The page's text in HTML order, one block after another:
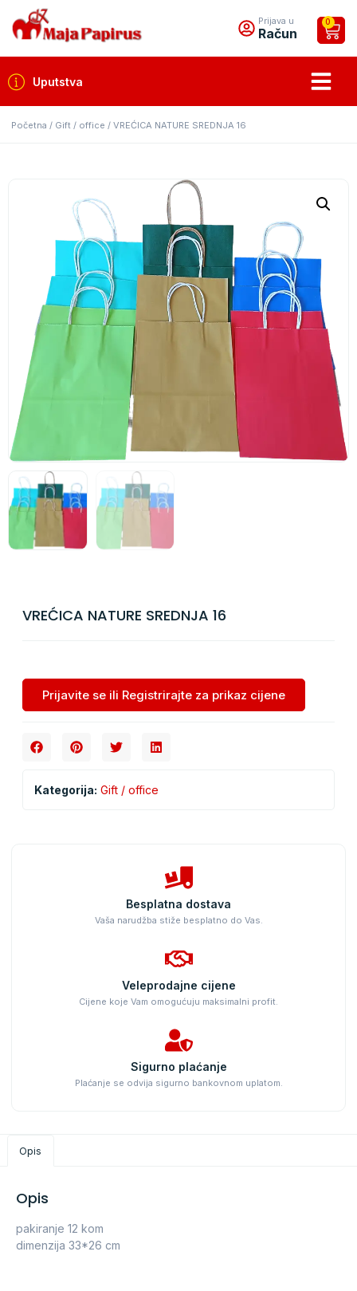
Prijava u
Račun
0
Uputstva
Početna / Gift / office / VREĆICA NATURE SREDNJA 16
VREĆICA NATURE SREDNJA 16
Prijavite se ili Registrirajte za prikaz cijene
Kategorija: Gift / office
Besplatna dostava
Vaša narudžba stiže besplatno do Vas.
Veleprodajne cijene
Cijene koje Vam omogućuju maksimalni profit.
Sigurno plaćanje
Plaćanje se odvija sigurno bankovnom uplatom.
Opis
Opis
pakiranje 12 kom
dimenzija 33*26 cm